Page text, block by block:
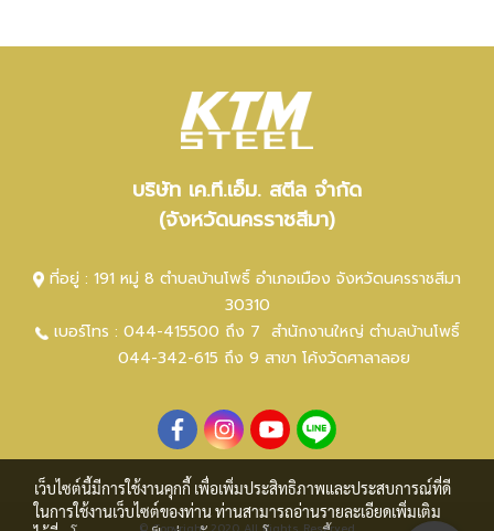
บริษัท เค.ที.เอ็ม. สตีล จำกัด
(จังหวัดนครราชสีมา)
ที่อยู่ : 191 หมู่ 8 ตำบลบ้านโพธิ์ อำเภอเมือง จังหวัดนครราชสีมา
30310
เบอร์โทร : 044-415500 ถึง 7 สำนักงานใหญ่ ตำบลบ้านโพธิ์
044-342-615 ถึง 9 สาขา โค้งวัดศาลาลอย
เว็บไซต์นี้มีการใช้งานคุกกี้ เพื่อเพิ่มประสิทธิภาพและประสบการณ์ที่ดี
ในการใช้งานเว็บไซต์ของท่าน ท่านสามารถอ่านรายละเอียดเพิ่มเติม